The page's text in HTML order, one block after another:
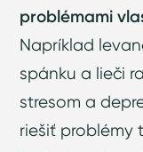
problémami
Napríklad
spánku a lieči
stresom a
riešiť problémy